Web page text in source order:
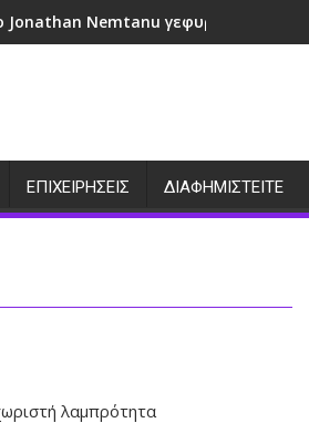
Jonathan Nemtanu γεφυρώνουν
ΕΠΙΧΕΙΡΗΣΕΙΣ ΔΙΑΦΗΜΙΣΤΕΙΤΕ
λαμπρότητα